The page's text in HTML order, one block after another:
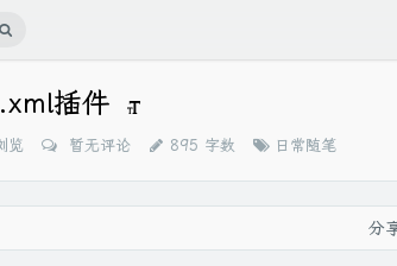
插件
览 暂无评论 895 字数
分
日常随笔
分